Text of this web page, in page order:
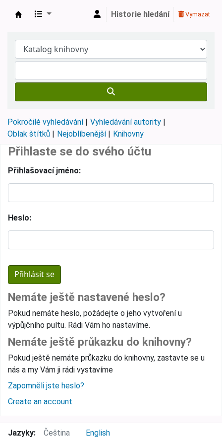
Historie hledání Vymazat
Pokročilé vyhledávání
Vyhledávání autority
Oblak štítků
Nejoblíbenější Knihovny
Přihlaste se do svého účtu
Přihlašovací jméno:
Heslo:
Nemáte ještě nastavené heslo?
Pokud nemáte heslo, požádejte o jeho vytvoření u
výpůjčního pultu. Rádi Vám ho nastavíme.
Nemáte ještě průkazku do knihovny?
Pokud ještě nemáte průkazku do knihovny, zastavte se u
nás a my Vám ji rádi vystavíme
Zapomněli jste heslo?
Create an account
Jazyky: Čeština English